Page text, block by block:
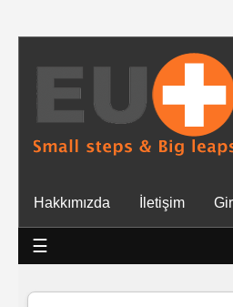
Hakkımızda İletişim
☰
Tüm
Ürünler
Mendiller
Baskılı
Islak